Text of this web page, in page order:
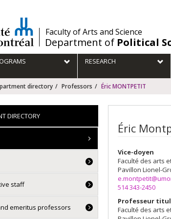
/Faculty of Arts and Science
Department of Political
RESEARCH
directory Professors Éric MONTPETIT
Éric
Vice-doyen
Faculté des arts
Pavillon Lionel-
514 343-2450
Professeur
Faculté des arts
DIRECTORY
staff
emeritus professors